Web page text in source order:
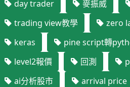
day trader
麥振威
trading view教學
zero
keras
pine script轉
level2報價
回測
ai分析股市
arrival price